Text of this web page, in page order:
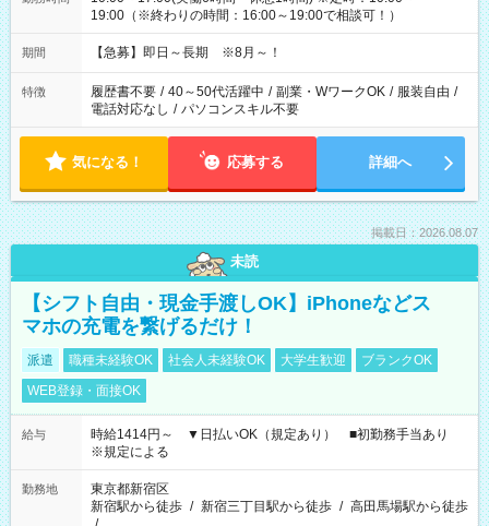
19:00（※終わりの時間：16:00～19:00で相談可！）
期間 【急募】即日～長期 ※8月～！
特徴 履歴書不要 / 40～50代活躍中 / 副業・WワークOK / 服装自由 /
電話対応なし / パソコンスキル不要
気になる！ 応募する 詳細へ
掲載日：2026.08.07
未読
【シフト自由・現金手渡しOK】iPhoneなどス
マホの充電を繋げるだけ！
派遣 職種未経験OK 社会人未経験OK 大学生歓迎
ブランクOK
WEB登録・面接OK
給与
時給1414円～ ▼日払いOK（規定あり） ■初勤務手当あり
※規定による
勤務地
東京都新宿区
新宿駅から徒歩 / 新宿三丁目駅から徒歩 / 高田馬場駅から徒歩